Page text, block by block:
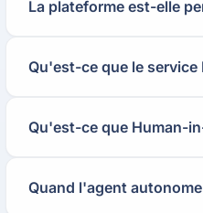
La plateforme est-elle
Qu'est-ce que le service
Qu'est-ce que Human-
Quand l'agent